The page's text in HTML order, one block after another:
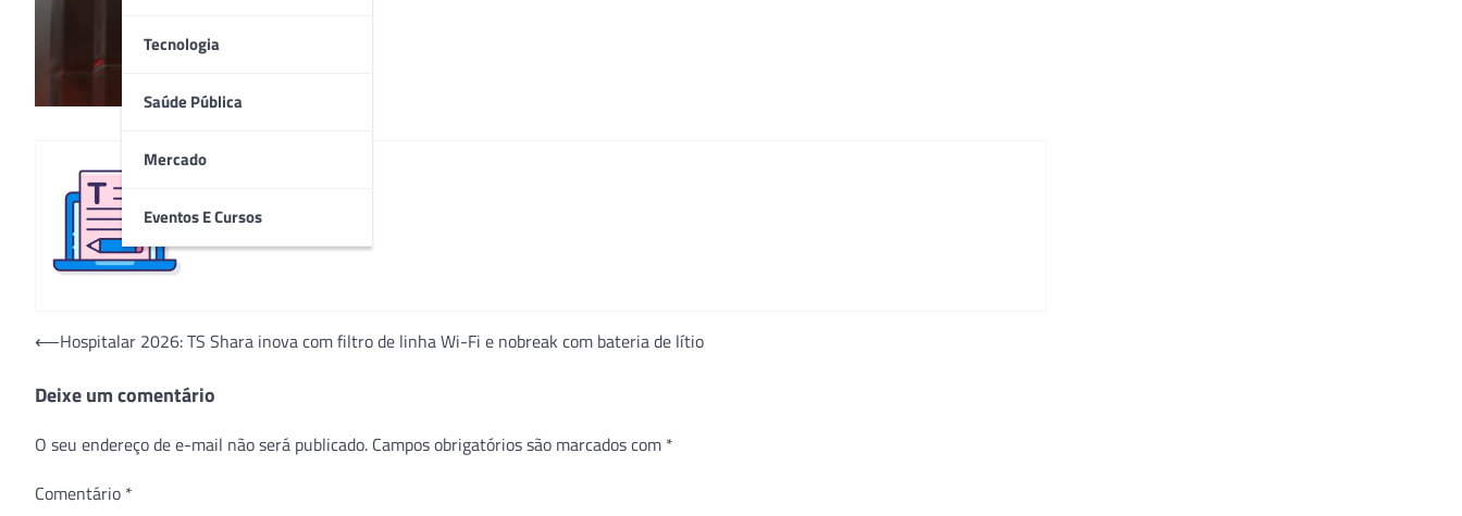
Tecnologia
Saúde Pública
Mercado
Eventos E Cursos
Redação
Navegação
Post
⟵Hospitalar 2026: TS Shara inova com filtro de linha Wi-Fi e nobreak com bateria de lítio
Deixe um comentário
O seu endereço de e-mail não será publicado. Campos obrigatórios são marcados com *
Comentário *